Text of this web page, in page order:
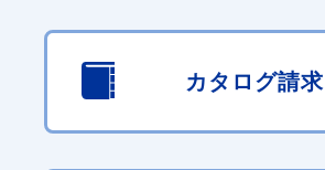
カタログ請求